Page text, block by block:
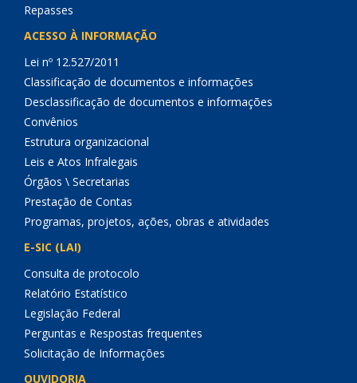
Repasses
ACESSO À INFORMAÇÃO
Lei nº 12.527/2011
Classificação de documentos e informações
Desclassificação de documentos e informações
Convênios
Estrutura organizacional
Leis e Atos Infralegais
Órgãos \ Secretarias
Prestação de Contas
Programas, projetos, ações, obras e atividades
E-SIC (LAI)
Consulta de protocolo
Relatório Estatístico
Legislação Federal
Perguntas e Respostas frequentes
Solicitação de Informações
OUVIDORIA